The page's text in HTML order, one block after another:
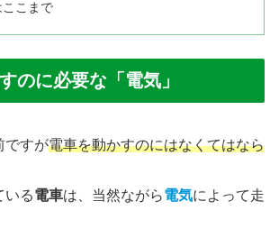
ここまで
のに必要な「電気」
ですが電車を動かすのにはなくてはなら
いる電車は、当然ながら電気によって走